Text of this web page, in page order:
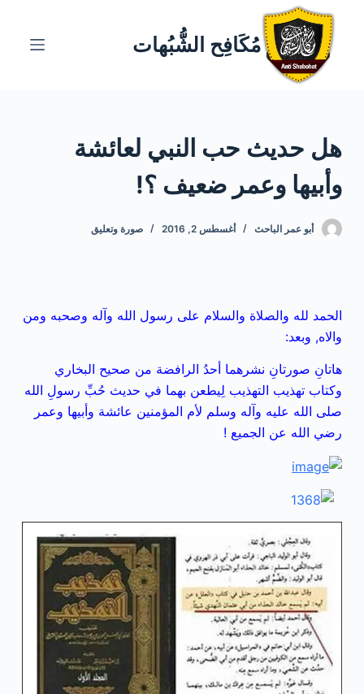
مُكَافِح الشُّبُهات
هل حديث حب النبي لعائشة
وأبيها وعمر ضعيف ؟!
أبو عمر الباحث أغسطس 2, 2016 صورة وتعليق
الحمد لله والصلاة والسلام على رسول الله وآله وصحبه ومن
والاه, وبعد:
هاتانِ صورتانِ نشرهما أحدُ الرافضة من صحيح البخاري
وكتاب تهذيب التهذيب لِيطعن بهما في حديث حُبِّ رسولِ الله
صلى الله عليه وآله وسلم لأم المؤمنين عائشة وأبيها وعمر
رضي الله عن الجميع !